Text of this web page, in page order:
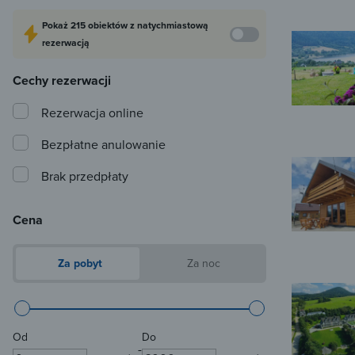
Pokaż215 obiektówz natychmiastową
rezerwacją
Cechy rezerwacji
Rezerwacja online
Bezpłatne anulowanie
Brak przedpłaty
Cena
Za pobyt Za noc
Od
-
Do